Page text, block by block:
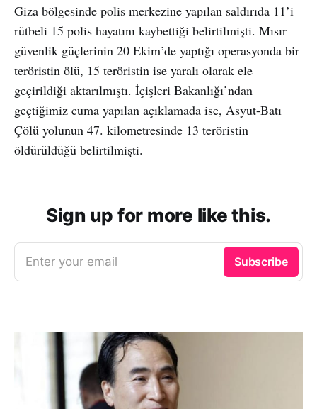
Giza bölgesinde polis merkezine yapılan saldırıda 11’i
rütbeli 15 polis hayatını kaybettiği belirtilmişti. Mısır
güvenlik güçlerinin 20 Ekim’de yaptığı operasyonda bir
teröristin ölü, 15 teröristin ise yaralı olarak ele
geçirildiği aktarılmıştı. İçişleri Bakanlığı’ndan
geçtiğimiz cuma yapılan açıklamada ise, Asyut-Batı
Çölü yolunun 47. kilometresinde 13 teröristin
öldürüldüğü belirtilmişti.
Sign up for more like this.
Enter your email Subscribe